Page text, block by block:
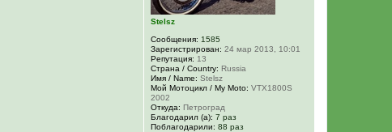
Stelsz
Сообщения: 1585
Зарегистрирован: 24 мар 2013, 10:01
Репутация: 13
Страна / Country: Russia
Имя / Name: Stelsz
Мой Мотоцикл / My Moto: VTX1800S
2002
Откуда: Петроград
Благодарил (а): 7 раз
Поблагодарили: 88 раз